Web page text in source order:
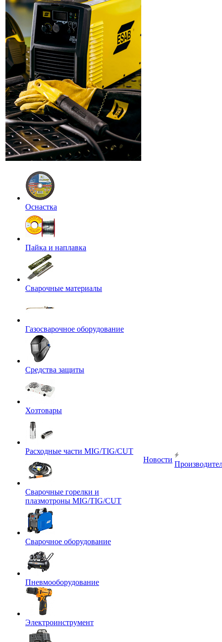
Оснастка
Пайка и наплавка
Сварочные материалы
Газосварочное оборудование
Средства защиты
Хозтовары
Расходные части MIG/TIG/CUT
Сварочные горелки и
плазмотроны MIG/TIG/CUT
Сварочное оборудование
Пневмооборудование
Электроинструмент
Новости